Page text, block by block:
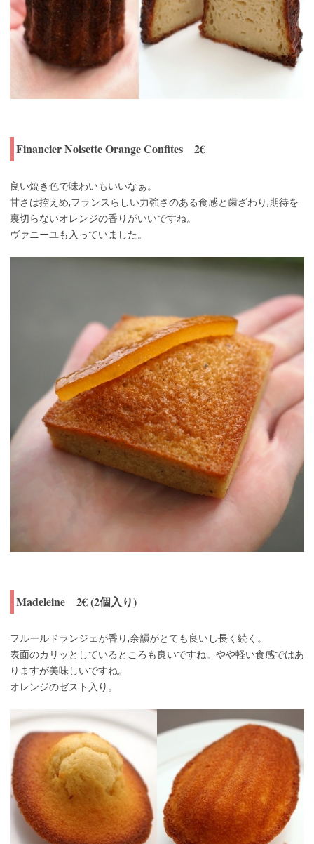
Financier Noisette Orange Confites 2€
良い焼き色で味わいもいいなぁ。
甘さは控えめ,フランスらしい力強さのある食感と歯ざわり,期待を
裏切らないオレンジの香りがいいですね。
ヴァニーユも入っていました。
Madeleine 2€ (2個入り)
フルールドランジェが香り,余韻がとても良いし長く続く。
表面のカリッとしているところも良いですね。やや軽い食感ではあ
りますが美味しいですね。
オレンジのゼスト入り。